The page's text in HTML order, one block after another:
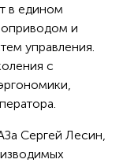
в едином
и
управления.
с
Сергей Лесин,